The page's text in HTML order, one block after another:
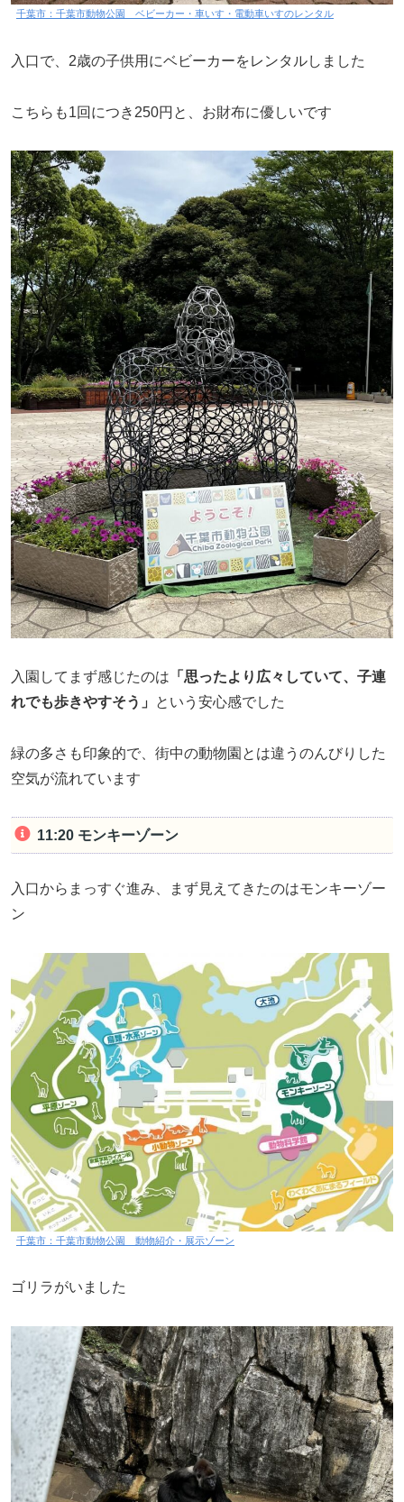
千葉市：千葉市動物公園 ベビーカー・車いす・電動車いすのレンタル
入口で、2歳の子供用にベビーカーをレンタルしました
こちらも1回につき250円と、お財布に優しいです
入園してまず感じたのは 「思ったより広々していて、子連
れでも歩きやすそう」
という安心感でした
緑の多さも印象的で、街中の動物園とは違うのんびりした
空気が流れています
11:20 モンキーゾーン
入口からまっすぐ進み、まず見えてきたのはモンキーゾー
ン
千葉市：千葉市動物公園 動物紹介・展示ゾーン
ゴリラがいました